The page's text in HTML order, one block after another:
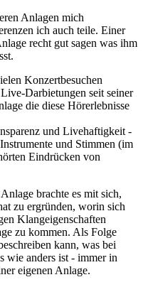
Anlagen mich
ich auch teile. Einer
recht gut sagen was ihm
Konzertbesuchen
Darbietungen seit seiner
die diese Hörerlebnisse
und Livehaftigkeit -
und Stimmen (im
Eindrücken von
brachte es mit sich,
zu ergründen, worin sich
Klangeigenschaften
zu kommen. Als Folge
kann, was bei
wie anders ist - immer in
eigenen Anlage.